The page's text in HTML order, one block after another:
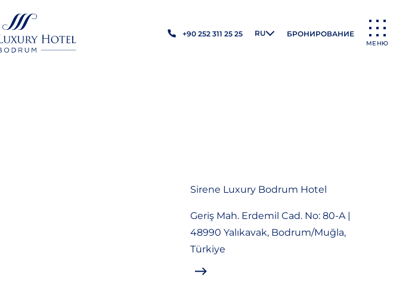
+90 252 311 25 25 RU БРОНИРОВАНИЕ
МЕНЮ
Sirene Luxury Bodrum Hotel
Geriş Mah. Erdemil Cad. No: 80-A |
48990 Yalıkavak, Bodrum/Muğla,
Türkiye